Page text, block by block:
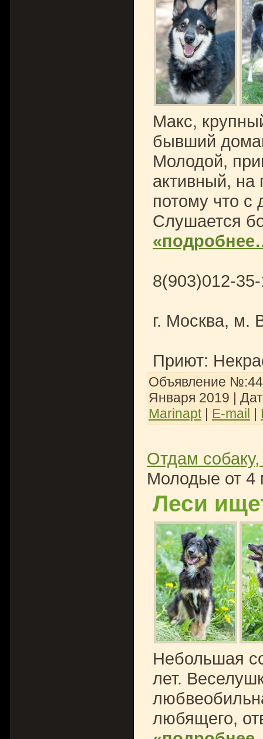
Макс,
бывший
Молодой,
активный, на
потому что с
Слушается
8(903)012-
г. Москва, м.
Приют:
Объявление
Января 2019 |
Marinapt| E-mail |
Отдам
Молодые от 4
Леси
Небольшая
лет.
любящего,